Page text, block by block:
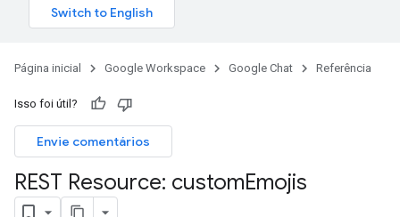
Página inicial Google Workspace Google Chat Referência
Isso foi útil?
Envie comentários
REST Resource: customEmojis